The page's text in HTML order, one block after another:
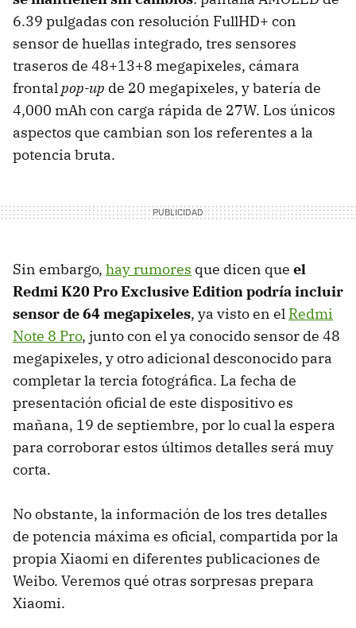
6.39 pulgadas con resolución FullHD+ con
sensor de huellas integrado, tres sensores
traseros de 48+13+8 megapixeles, cámara
frontal pop-up de 20 megapixeles, y batería de
4,000 mAh con carga rápida de 27W. Los únicos
aspectos que cambian son los referentes a la
potencia bruta.
Sin embargo, hay rumores que dicen que el
Redmi K20 Pro Exclusive Edition podría incluir
sensor de 64 megapixeles, ya visto en el Redmi
Note 8 Pro, junto con el ya conocido sensor de 48
megapixeles, y otro adicional desconocido para
completar la tercia fotográfica. La fecha de
presentación oficial de este dispositivo es
mañana, 19 de septiembre, por lo cual la espera
para corroborar estos últimos detalles será muy
corta.
No obstante, la información de los tres detalles
de potencia máxima es oficial, compartida por la
propia Xiaomi en diferentes publicaciones de
Weibo. Veremos qué otras sorpresas prepara
Xiaomi.